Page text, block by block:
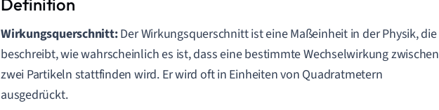
Wirkungsquerschnitt:Der Wirkungsquerschnitt ist eine Maßeinheit in der Physik, die
beschreibt, wie wahrscheinlich es ist, dass eine bestimmte Wechselwirkung zwischen
zwei Partikeln stattfinden wird. Er wird oft in Einheiten von Quadratmetern
ausgedrückt.